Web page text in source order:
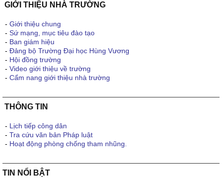
GIỚI THIỆU NHÀ TRƯỜNG
- Giới thiệu chung
- Sứ mạng, mục tiêu đào tạo
- Ban giám hiệu
- Đảng bộ Trường Đại học Hùng Vương
- Hội đồng trường
- Video giới thiệu về trường
- Cẩm nang giới thiệu nhà trường
THÔNG TIN
- Lịch tiếp công dân
- Tra cứu văn bản Pháp luật
- Hoạt động phòng chống tham nhũng.
TIN NỔI BẬT